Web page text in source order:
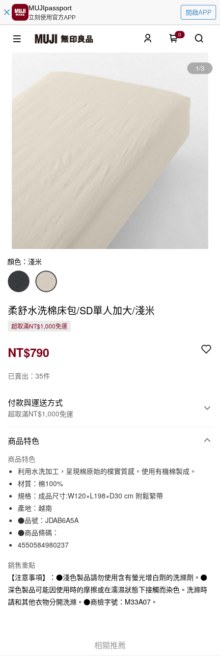
MUJIpassport
立刻使用官方APP
開啟APP
0
1/3
顏色：淺米
柔舒水洗棉床包/SD單人加大/淺米
超取滿NT$1,000免運
NT$790
已賣出：35件
付款與運送方式
超取滿NT$1,000免運
信用卡一次付款
信用卡分期付款
3 期 0 利率 每期
合作金庫商業銀行
第一商業銀行
華南商業銀行
上海商業儲蓄銀行
臺灣中小企業銀行
匯豐（台灣）商業銀行
元大商業銀行
玉山商業銀行
星展（台灣）商業銀行
台新國際商業銀行
中國信託商業銀行
台灣樂天信用卡公司
超商取貨付款
LINE Pay
Apple Pay
悠遊付
運送方式
商品特色
商品特色
利用水洗加工，呈現棉原始的樸實質感。使用有機棉製成。
材質：棉100%
規格：成品尺寸:W120×L198×D30 cm 附鬆緊帶
產地：越南
●品號：JDAB6A5A
●商品條碼：
4550584980237
銷售重點
【注意事項】：●淺色製品請勿使用含有螢光增白劑的洗滌劑。●
深色製品可能因使用時的摩擦或在濡濕狀態下接觸而染色。洗滌時
請和其他衣物分開洗滌。●商檢字號：M33A07。
相關推薦